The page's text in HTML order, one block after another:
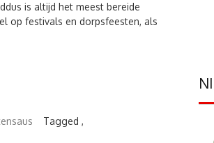
is altijd het meest bereide
op festivals en dorpsfeesten, als
Tagged ,